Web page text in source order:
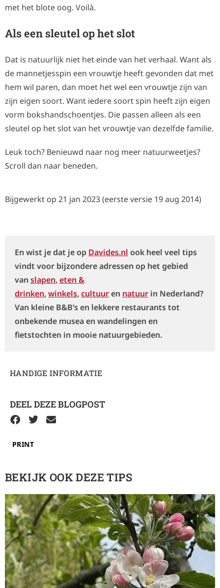
met het blote oog. Voilà.
Als een sleutel op het slot
Dat is natuurlijk niet het einde van het verhaal. Want als
de mannetjesspin een vrouwtje heeft gevonden dat met
hem wil paren, dan moet het wel een vrouwtje zijn van
zijn eigen soort. Want iedere soort spin heeft zijn eigen
vorm bokshandschoentjes. Die passen alleen als een
sleutel op het slot van het vrouwtje van dezelfde familie.
Leuk toch? Benieuwd naar nog meer natuurweetjes?
Scroll dan naar beneden.
Bijgewerkt op 21 jan 2023 (eerste versie 19 aug 2014)
En wist je dat je op Davides.nl ook heel veel tips
vindt voor bijzondere adressen op het gebied
van slapen,eten &
drinken,winkels,cultuuren natuur in Nederland?
Van kleine B&B’s en lekkere restaurants tot
onbekende musea en wandelingen en
fietstochten in mooie natuurgebieden.
HANDIGE INFORMATIE
DEEL DEZE BLOGPOST
PRINT
BEKIJK OOK DEZE TIPS